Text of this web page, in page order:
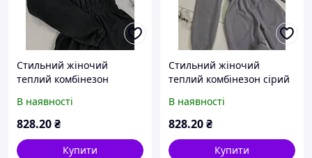
Стильний жіночий
теплий комбінезон
флісовий на блискавці
затишний 1641674
В наявності
828.20₴
Купити
Стильний жіночий
теплий комбінезон сірий
на блискавці зручний
1661674
В наявності
828.20₴
Купити